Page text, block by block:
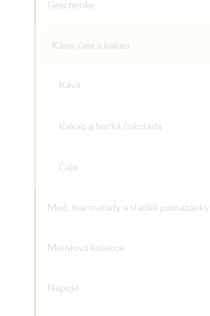
Geschenke
Káva, čaje a kakao
Káva
Kakao a horká čokoláda
Čaje
Med, marmelády a sladké pomazánky
Meinlova kolekce
Nápoje